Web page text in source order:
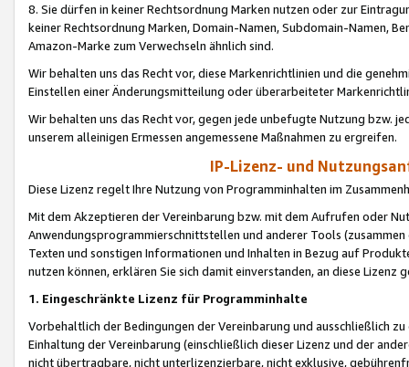
8. Sie dürfen in keiner Rechtsordnung Marken nutzen oder zur
keiner Rechtsordnung Marken, Domain-Namen, Subdomain-Namen,
Amazon-Marke zum Verwechseln ähnlich sind.
Wir behalten uns das Recht vor, diese Markenrichtlinien und die
Einstellen einer Änderungsmitteilung oder überarbeiteter
Wir behalten uns das Recht vor, gegen jede unbefugte Nutzung bzw.
unserem alleinigen Ermessen angemessene Maßnahmen zu ergreifen.
IP-Lizenz- und
Diese Lizenz regelt Ihre Nutzung von Programminhalten im
Mit dem Akzeptieren der Vereinbarung bzw. mit dem Aufrufen oder
Anwendungsprogrammierschnittstellen und anderer Tools (zusammen
Texten und sonstigen Informationen und Inhalten in Bezug auf
nutzen können, erklären Sie sich damit einverstanden, an diese Lizenz
1. Eingeschränkte Lizenz für Programminhalte
Vorbehaltlich der Bedingungen der Vereinbarung und ausschließlich
Einhaltung der Vereinbarung (einschließlich dieser Lizenz und der
nicht übertragbare, nicht unterlizenzierbare, nicht exklusive,